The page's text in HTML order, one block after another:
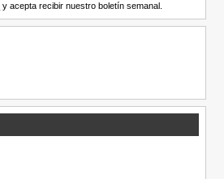
y acepta recibir nuestro boletín semanal.